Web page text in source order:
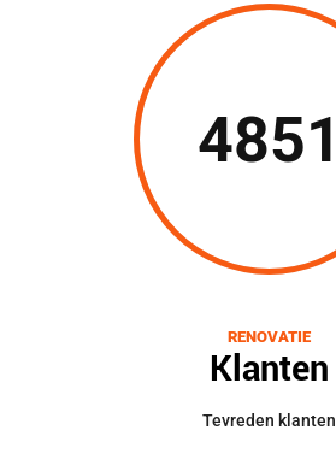
4851
RENOVATIE
Klanten
Tevreden klanten